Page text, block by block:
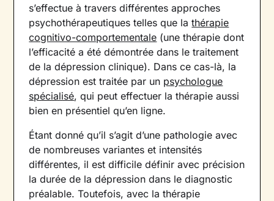
s’effectue à travers différentes approches
psychothérapeutiques telles que lathérapie
cognitivo-comportementale (une thérapie dont
l’efficacité a été démontrée dans le traitement
de la dépression clinique). Dans ce cas-là, la
dépression est traitée par un psychologue
spécialisé, qui peut effectuer la thérapie aussi
bien en présentiel qu’en ligne.
Étant donné qu’il s’agit d’une pathologie avec
de nombreuses variantes et intensités
différentes, il est difficile définir avec précision
la durée de la dépression dans le diagnostic
préalable. Toutefois, avec la thérapie